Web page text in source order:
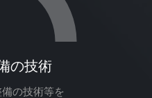
の技術
の技術等を